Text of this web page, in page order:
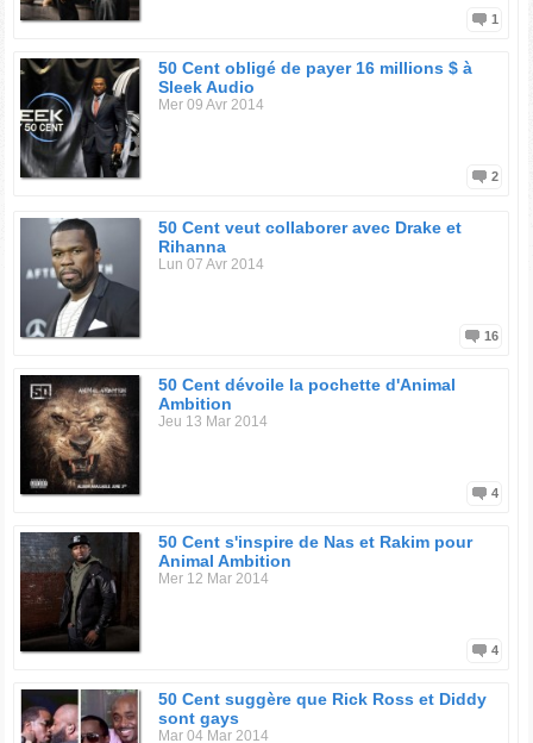
1
50 Cent obligé de payer 16 millions $ à
Sleek Audio
Mer 09 Avr 2014
2
50 Cent veut collaborer avec Drake et
Rihanna
Lun 07 Avr 2014
16
50 Cent dévoile la pochette d'Animal
Ambition
Jeu 13 Mar 2014
4
50 Cent s'inspire de Nas et Rakim pour
Animal Ambition
Mer 12 Mar 2014
4
50 Cent suggère que Rick Ross et Diddy
sont gays
Mar 04 Mar 2014